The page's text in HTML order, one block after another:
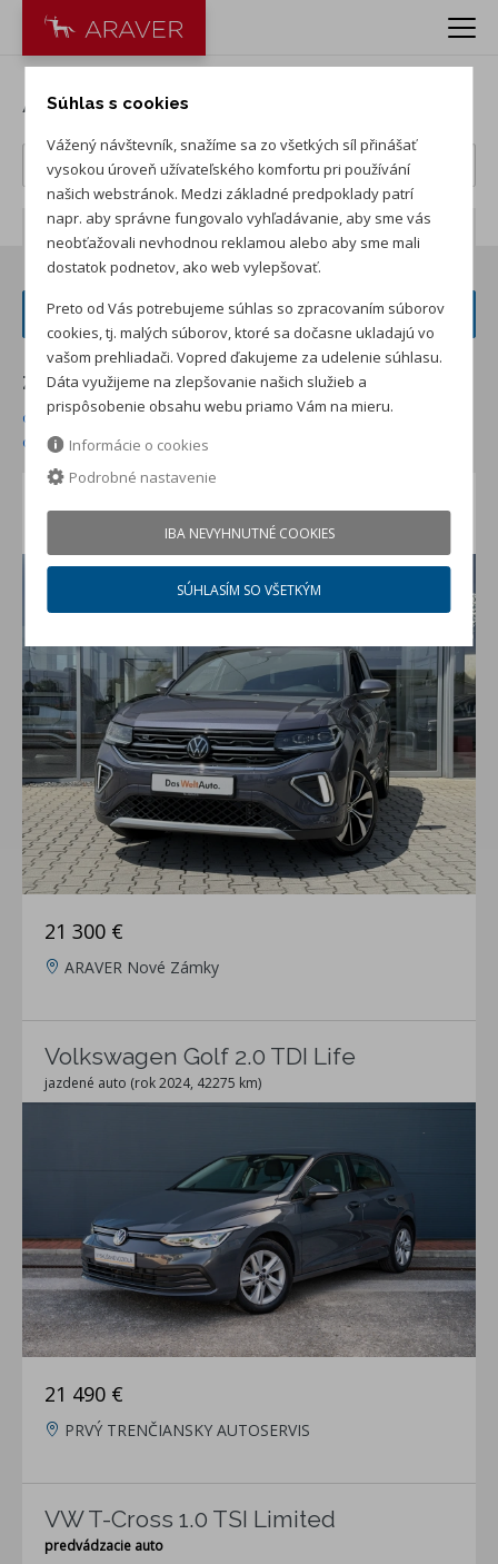
Autá Volkswagen
Počet záznamov: 181
FILTER VOZIDIEL
Zoradiť podľa:
od najnižšej ceny skladom
od najvyššej ceny skladom
od najvyššej zľavy
od najnižšej ceny
VW T-Cross 1.0 TSI R-Line Limited
jazdené auto (rok 2025, 19700 km)
21 300 €
ARAVER Nové Zámky
Volkswagen Golf 2.0 TDI Life
jazdené auto (rok 2024, 42275 km)
21 490 €
PRVÝ TRENČIANSKY AUTOSERVIS
VW T-Cross 1.0 TSI Limited
predvádzacie auto
Súhlas s cookies
Vážený návštevník, snažíme sa zo všetkých síl přinášať
vysokou úroveň užívateľského komfortu pri používání
našich webstránok. Medzi základné predpoklady patrí
napr. aby správne fungovalo vyhľadávanie, aby sme vás
neobťažovali nevhodnou reklamou alebo aby sme mali
dostatok podnetov, ako web vylepšovať.
Preto od Vás potrebujeme súhlas so zpracovaním súborov
cookies, tj. malých súborov, ktoré sa dočasne ukladajú vo
vašom prehliadači. Vopred ďakujeme za udelenie súhlasu.
Dáta využijeme na zlepšovanie našich služieb a
prispôsobenie obsahu webu priamo Vám na mieru.
Informácie o cookies
Podrobné nastavenie
IBA NEVYHNUTNÉ COOKIES
SÚHLASÍM SO VŠETKÝM